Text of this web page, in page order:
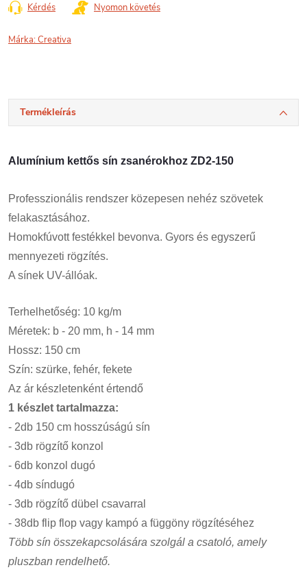
Kérdés Nyomon követés
Márka:Creativa
Termékleírás
Alumínium kettős sín zsanérokhoz ZD2-150
Professzionális rendszer közepesen nehéz szövetek
felakasztásához.
Homokfúvott festékkel bevonva. Gyors és egyszerű
mennyezeti rögzítés.
A sínek UV-állóak.
Terhelhetőség: 10 kg/m
Méretek: b - 20 mm, h - 14 mm
Hossz: 150 cm
Szín: szürke, fehér, fekete
Az ár készletenként értendő
1 készlet tartalmazza:
- 2db 150 cm hosszúságú sín
- 3db rögzítő konzol
- 6db konzol dugó
- 4db síndugó
- 3db rögzítő dübel csavarral
- 38db flip flop vagy kampó a függöny rögzítéséhez
Több sín összekapcsolására szolgál a csatoló, amely
pluszban rendelhető.